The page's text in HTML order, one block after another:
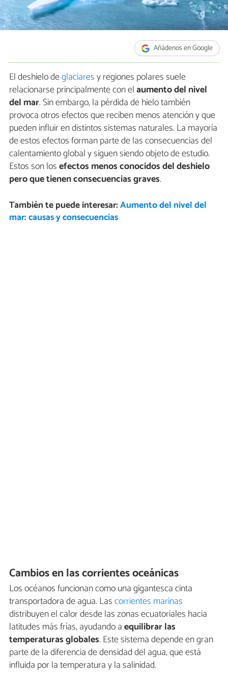
Añádenos en Google
El deshielo deglaciaresy regiones polares suele
relacionarse principalmente con elaumento del nivel
del mar. Sin embargo, la pérdida de hielo también
provoca otros efectos que reciben menos atención y que
pueden influir en distintos sistemas naturales. La mayoría
de estos efectos forman parte de las consecuencias del
calentamiento global y siguen siendo objeto de estudio.
Estos son losefectos menos conocidos del deshielo
pero que tienen consecuenciasgraves.
También te puede interesar:Aumento del nivel del
mar: causas y consecuencias
Cambios en las corrientes oceánicas
Los océanos funcionan como una gigantesca cinta
transportadora de agua. Lascorrientes marinas
distribuyen el calor desde las zonas ecuatoriales hacia
latitudes más frías, ayudando aequilibrar las
temperaturas globales. Este sistema depende en gran
parte de la diferencia de densidad del agua, que está
influida por la temperatura y la salinidad.